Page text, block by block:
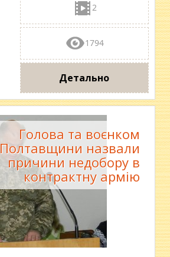
2
1794
Детально
Голова та воєнком
Полтавщини назвали
причини недобору в
контрактну армію